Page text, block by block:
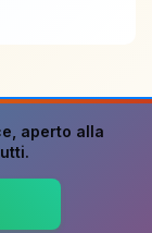
, aperto alla